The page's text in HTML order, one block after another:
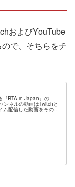
およびYouTube
で、そちらをチ
『RTA in Japan』の
ンネルの動画はTwitchと
ム配信した動画をそのま